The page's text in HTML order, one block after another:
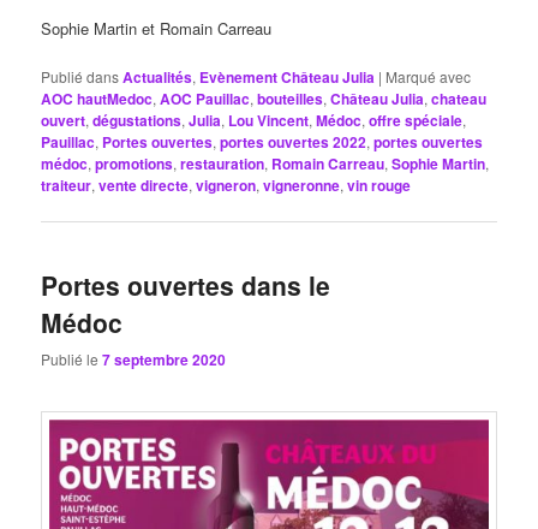
Sophie Martin et Romain Carreau
Publié dansActualités, Evènement Château Julia | Marqué avec
AOC hautMedoc,AOC Pauillac,bouteilles,Château Julia,chateau
ouvert,dégustations,Julia, Lou Vincent,Médoc,offre spéciale,
Pauillac, Portes ouvertes,portes ouvertes 2022,portes ouvertes
médoc,promotions,restauration, Romain Carreau,Sophie Martin,
traiteur,vente directe,vigneron,vigneronne,vin rouge
Portes ouvertes dans le
Médoc
Publié le7 septembre 2020